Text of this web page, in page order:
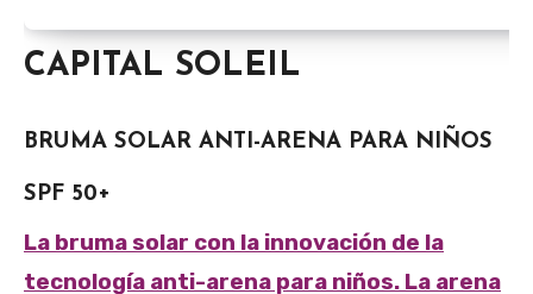
CAPITAL SOLEIL
BRUMA SOLAR ANTI-ARENA PARA NIÑOS
SPF 50+
La bruma solar con la innovación de la
tecnología anti-arena para niños. La arena